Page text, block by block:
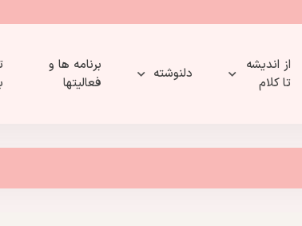
از اندیشه
تا کلام
دلنوشته
برنامه ها و
فعالیتها